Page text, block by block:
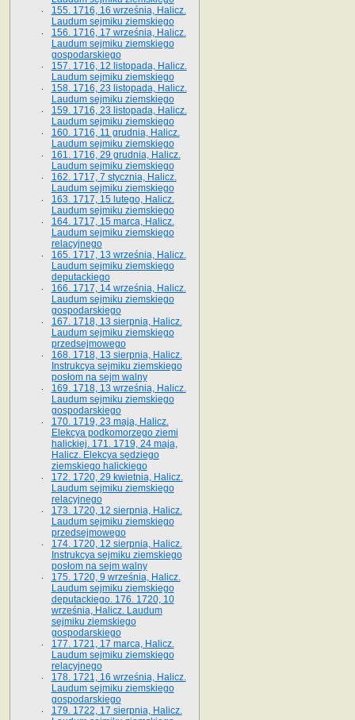
155. 1716, 16 września, Halicz.
Laudum sejmiku ziemskiego
156. 1716, 17 września, Halicz.
Laudum sejmiku ziemskiego
gospodarskiego
157. 1716, 12 listopada, Halicz.
Laudum sejmiku ziemskiego
158. 1716, 23 listopada, Halicz.
Laudum sejmiku ziemskiego
159. 1716, 23 listopada, Halicz.
Laudum sejmiku ziemskiego
160. 1716, 11 grudnia, Halicz.
Laudum sejmiku ziemskiego
161. 1716, 29 grudnia, Halicz.
Laudum sejmiku ziemskiego
162. 1717, 7 stycznia, Halicz.
Laudum sejmiku ziemskiego
163. 1717, 15 lutego, Halicz.
Laudum sejmiku ziemskiego
164. 1717, 15 marca, Halicz.
Laudum sejmiku ziemskiego
relacyjnego
165. 1717, 13 września, Halicz.
Laudum sejmiku ziemskiego
deputackiego
166. 1717, 14 września, Halicz.
Laudum sejmiku ziemskiego
gospodarskiego
167. 1718, 13 sierpnia, Halicz.
Laudum sejmiku ziemskiego
przedsejmowego
168. 1718, 13 sierpnia, Halicz.
Instrukcya sejmiku ziemskiego
posłom na sejm walny
169. 1718, 13 września, Halicz.
Laudum sejmiku ziemskiego
gospodarskiego
170. 1719, 23 maja, Halicz.
Elekcya podkomorzego ziemi
halickiej. 171. 1719, 24 maja,
Halicz. Elekcya sędziego
ziemskiego halickiego
172. 1720, 29 kwietnia, Halicz.
Laudum sejmiku ziemskiego
relacyjnego
173. 1720, 12 sierpnia, Halicz.
Laudum sejmiku ziemskiego
przedsejmowego
174. 1720, 12 sierpnia, Halicz.
Instrukcya sejmiku ziemskiego
posłom na sejm walny
175. 1720, 9 września, Halicz.
Laudum sejmiku ziemskiego
deputackiego. 176. 1720, 10
września, Halicz. Laudum
sejmiku ziemskiego
gospodarskiego
177. 1721, 17 marca, Halicz.
Laudum sejmiku ziemskiego
relacyjnego
178. 1721, 16 września, Halicz.
Laudum sejmiku ziemskiego
gospodarskiego
179. 1722, 17 sierpnia, Halicz.